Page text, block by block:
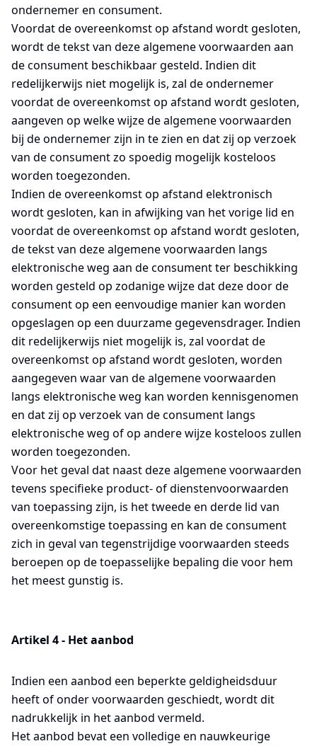
ondernemer en consument.
Voordat de overeenkomst op afstand wordt gesloten,
wordt de tekst van deze algemene voorwaarden aan
de consument beschikbaar gesteld. Indien dit
redelijkerwijs niet mogelijk is, zal de ondernemer
voordat de overeenkomst op afstand wordt gesloten,
aangeven op welke wijze de algemene voorwaarden
bij de ondernemer zijn in te zien en dat zij op verzoek
van de consument zo spoedig mogelijk kosteloos
worden toegezonden.
Indien de overeenkomst op afstand elektronisch
wordt gesloten, kan in afwijking van het vorige lid en
voordat de overeenkomst op afstand wordt gesloten,
de tekst van deze algemene voorwaarden langs
elektronische weg aan de consument ter beschikking
worden gesteld op zodanige wijze dat deze door de
consument op een eenvoudige manier kan worden
opgeslagen op een duurzame gegevensdrager. Indien
dit redelijkerwijs niet mogelijk is, zal voordat de
overeenkomst op afstand wordt gesloten, worden
aangegeven waar van de algemene voorwaarden
langs elektronische weg kan worden kennisgenomen
en dat zij op verzoek van de consument langs
elektronische weg of op andere wijze kosteloos zullen
worden toegezonden.
Voor het geval dat naast deze algemene voorwaarden
tevens specifieke product- of dienstenvoorwaarden
van toepassing zijn, is het tweede en derde lid van
overeenkomstige toepassing en kan de consument
zich in geval van tegenstrijdige voorwaarden steeds
beroepen op de toepasselijke bepaling die voor hem
het meest gunstig is.
Artikel 4 - Het aanbod
Indien een aanbod een beperkte geldigheidsduur
heeft of onder voorwaarden geschiedt, wordt dit
nadrukkelijk in het aanbod vermeld.
Het aanbod bevat een volledige en nauwkeurige